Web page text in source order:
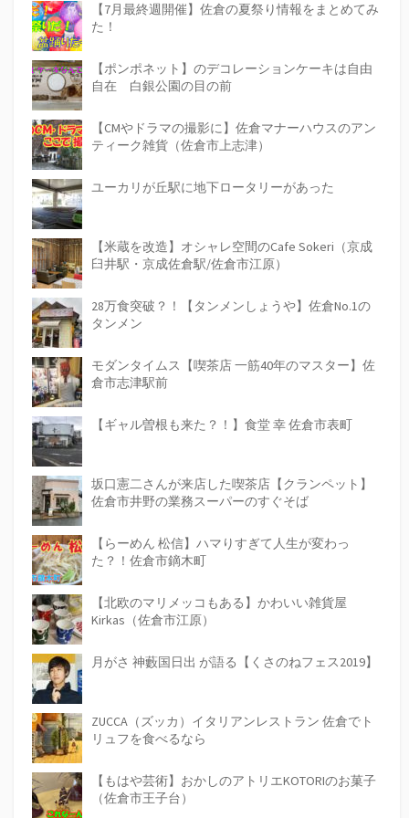
【7月最終週開催】佐倉の夏祭り情報をまとめてみ
た！
【ポンポネット】のデコレーションケーキは自由
自在 白銀公園の目の前
【CMやドラマの撮影に】佐倉マナーハウスのアン
ティーク雑貨（佐倉市上志津）
ユーカリが丘駅に地下ロータリーがあった
【米蔵を改造】オシャレ空間のCafe Sokeri（京成
臼井駅・京成佐倉駅/佐倉市江原）
28万食突破？！【タンメンしょうや】佐倉No.1の
タンメン
モダンタイムス【喫茶店 一筋40年のマスター】佐
倉市志津駅前
【ギャル曽根も来た？！】食堂 幸 佐倉市表町
坂口憲二さんが来店した喫茶店【クランペット】
佐倉市井野の業務スーパーのすぐそば
【らーめん 松信】ハマりすぎて人生が変わっ
た？！佐倉市鏑木町
【北欧のマリメッコもある】かわいい雑貨屋
Kirkas（佐倉市江原）
月がさ 神藪国日出 が語る【くさのねフェス2019】
ZUCCA（ズッカ）イタリアンレストラン 佐倉でト
リュフを食べるなら
【もはや芸術】おかしのアトリエKOTORIのお菓子
（佐倉市王子台）